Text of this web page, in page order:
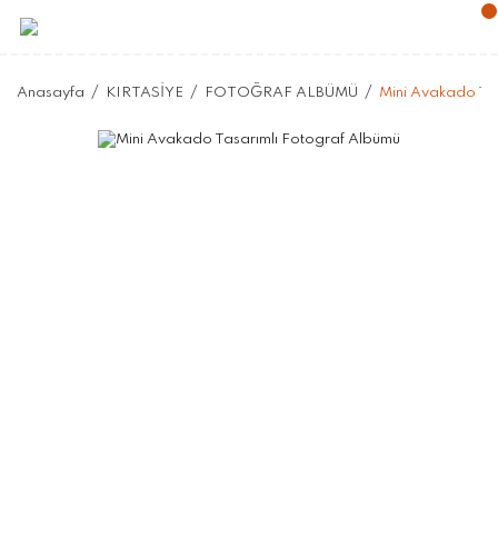
Anasayfa KIRTASİYE FOTOĞRAF ALBÜMÜ Mini Avakado